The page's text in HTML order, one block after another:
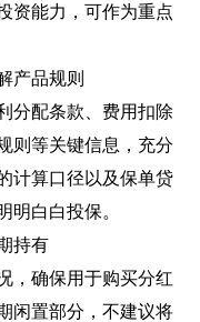
资能力，可作为重点
产品规则
分配条款、费用扣除
则等关键信息，充分
计算口径以及保单贷
明白白投保。
持有
，确保用于购买分红
闲置部分，不建议将